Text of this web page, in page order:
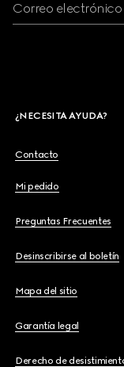
Correo electrónico
¿NECESITA AYUDA?
Contacto
Mi pedido
Preguntas Frecuentes
Desinscribirse al boletín
Mapa del sitio
Garantía legal
Derecho de